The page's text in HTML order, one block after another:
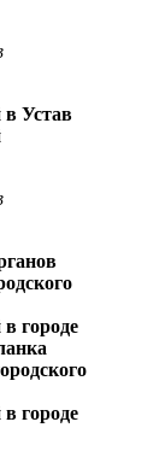
в Устав
городе
городе